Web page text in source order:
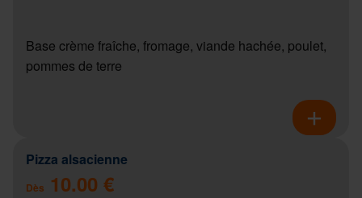
Base crème fraîche, fromage, viande hachée, poulet,
pommes de terre
Pizza alsacienne
Dès 10.00 €